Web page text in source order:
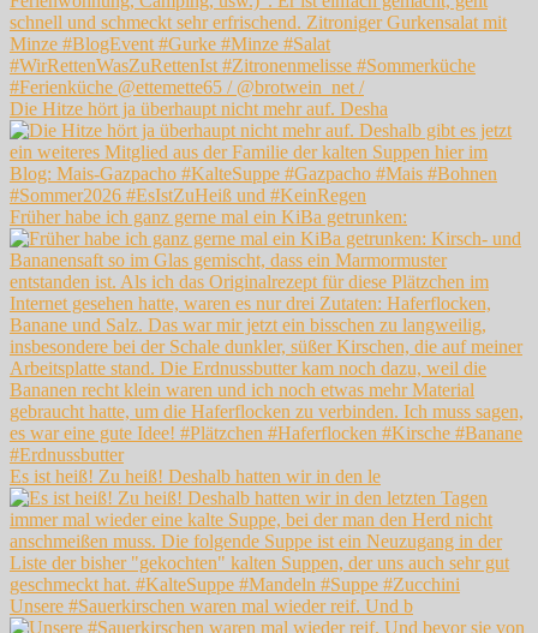
Die Hitze hört ja überhaupt nicht mehr auf. Desha
Früher habe ich ganz gerne mal ein KiBa getrunken:
Es ist heiß! Zu heiß! Deshalb hatten wir in den le
Unsere #Sauerkirschen waren mal wieder reif. Und b